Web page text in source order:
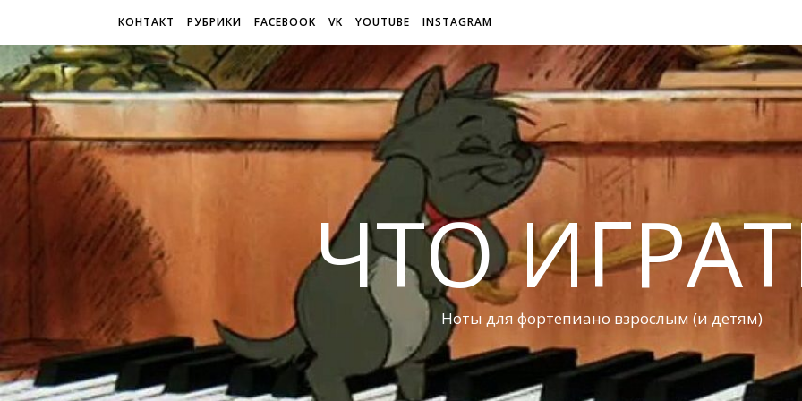
КОНТАКТ РУБРИКИ FACEBOOK VK YOUTUBE INSTAGRAM
ЧТО
Ноты для фортепиано взрослым (и детям)